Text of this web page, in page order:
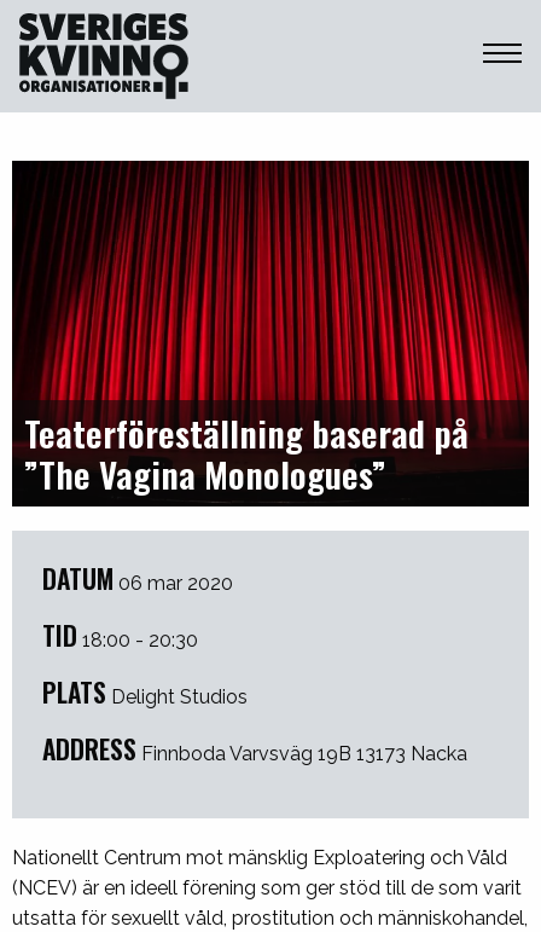
Sveriges Kvinnoorganisationer
Teaterföreställning baserad på
”The Vagina Monologues”
DATUM 06 mar 2020
TID 18:00 - 20:30
PLATS Delight Studios
ADDRESS Finnboda Varvsväg 19B 13173 Nacka
Nationellt Centrum mot mänsklig Exploatering och Våld
(NCEV) är en ideell förening som ger stöd till de som varit
utsatta för sexuellt våld, prostitution och människohandel,